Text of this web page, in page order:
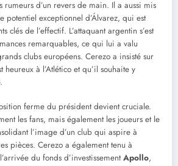
rumeurs d’un revers de main. Il a aussi mis
potentiel exceptionnel d’Álvarez, qui est
clés de l’effectif. L’attaquant argentin s’est
remarquables, ce qui lui a valu
clubs européens. Cerezo a insisté sur
à l’Atlético et qu’il souhaite y
ferme du président devient cruciale.
les fans, mais également les joueurs et le
l’image d’un club qui aspire à
pièces. Cerezo a également tenu à
du fonds d’investissementApollo,